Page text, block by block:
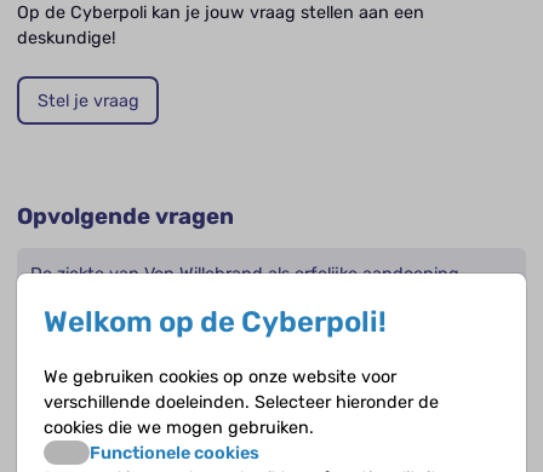
Op de Cyberpoli kan je jouw vraag stellen aan een
deskundige!
Stel je vraag
Opvolgende vragen
De ziekte van Von Willebrand als erfelijke aandoening,
Vallen spier- en gewrichtsbloedingen snel op, merk je
het snel?
Welkom op de Cyberpoli!
We gebruiken cookies op onze website voor
verschillende doeleinden. Selecteer hieronder de
cookies die we mogen gebruiken.
Functionele cookies